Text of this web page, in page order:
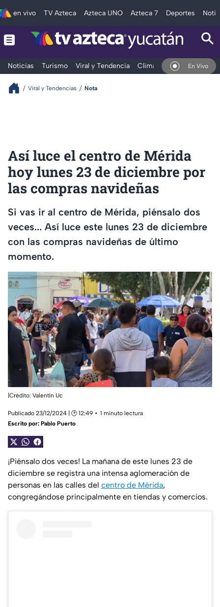
en vivo TV Azteca Azteca UNO Azteca 7 Deportes
Noticias Turismo Viral y Tendencia Clima DeportesEn Vivo
Viral y Tendencias Nota
Así luce el centro de Mérida
hoy lunes 23 de diciembre por
las compras navideñas
Si vas ir al centro de Mérida, piénsalo dos
veces... Así luce este lunes 23 de diciembre
con las compras navideñas de último
momento.
|Crédito: Valentín Uc
Publicado 23/12/2024 | 🕑 12:49
1 minuto lectura
Escrito por: Pablo Puerto
¡Piénsalo dos veces! La mañana de este lunes 23 de
diciembre se registra una intensa aglomeración de
personas en las calles del centro de Mérida,
congregándose principalmente en tiendas y comercios.